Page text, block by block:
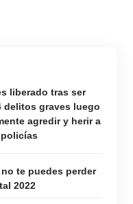
liberado tras ser
delitos graves luego
agredir y herir a
policías
te puedes perder
2022